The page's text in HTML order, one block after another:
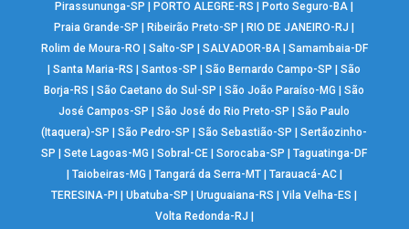
Pirassununga-SP
PORTO ALEGRE-RS Porto Seguro-BA
Praia Grande-SP
Ribeirão Preto-SP RIO DE JANEIRO-RJ
Rolim de Moura-RO
Salto-SP SALVADOR-BA| Samambaia-DF
|Santa Maria-RS |Santos-SP |São Bernardo Campo-SP |São
Borja-RS
|São Caetano do Sul-SP |São João Paraíso-MG |São
José Campos-SP
|São José do Rio Preto-SP |São Paulo
(Itaquera)-SP
|São Pedro-SP |São Sebastião-SP |Sertãozinho-
SP
|Sete Lagoas-MG |Sobral-CE |Sorocaba-SP |Taguatinga-DF
Taiobeiras-MG Tangará da Serra-MT| Tarauacá-AC|
TERESINA-PI
|Ubatuba-SP |Uruguaiana-RS |Vila Velha-ES
Volta Redonda-RJ